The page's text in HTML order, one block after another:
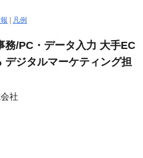
凡例
務/PC・データ入力 大手EC
デジタルマーケティング担
社